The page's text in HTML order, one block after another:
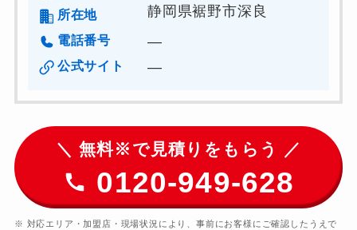
所在地 静岡県裾野市深良
電話番号 ―
公式サイト ―
＼ 無料※で見積りをもらう ／
0120-949-628
※ 対応エリア・加盟店・現場状況により、事前にお客様にご確認したうえで